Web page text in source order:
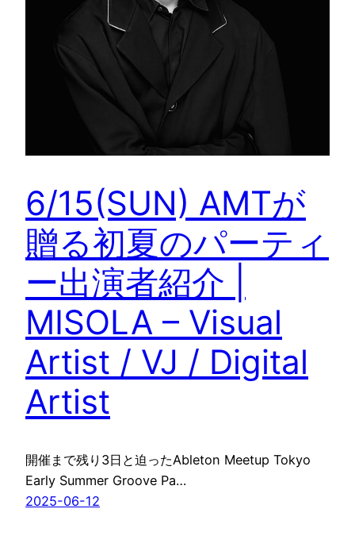
6/15(SUN) AMTが
贈る初夏のパーティ
ー出演者紹介 |
MISOLA – Visual
Artist / VJ / Digital
Artist
開催まで残り3日と迫ったAbleton Meetup Tokyo
Early Summer Groove Pa…
2025-06-12